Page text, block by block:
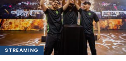
STREAMING